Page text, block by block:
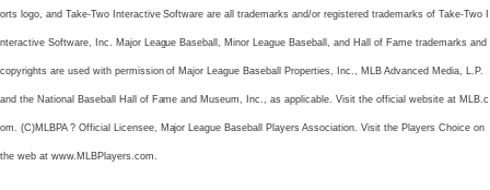
orts logo, and Take-Two Interactive Software are all trademarks and/or registered trademarks of Take-Two I
nteractive Software, Inc. Major League Baseball, Minor League Baseball, and Hall of Fame trademarks and
copyrights are used with permission of Major League Baseball Properties, Inc., MLB Advanced Media, L.P.
and the National Baseball Hall of Fame and Museum, Inc., as applicable. Visit the official website at MLB.c
om. (C)MLBPA ? Official Licensee, Major League Baseball Players Association. Visit the Players Choice on
the web at www.MLBPlayers.com.